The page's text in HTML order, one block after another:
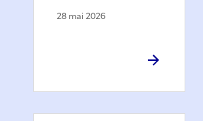
28 mai 2026